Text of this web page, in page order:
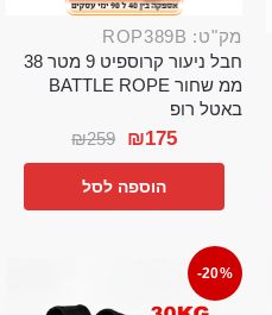
מק"ט: ROP389B
חבל ניעור קרוספיט 9 מטר 38
ממ שחור BATTLE ROPE
באטל רופ
₪259 ₪175
הוספה לסל
-20%